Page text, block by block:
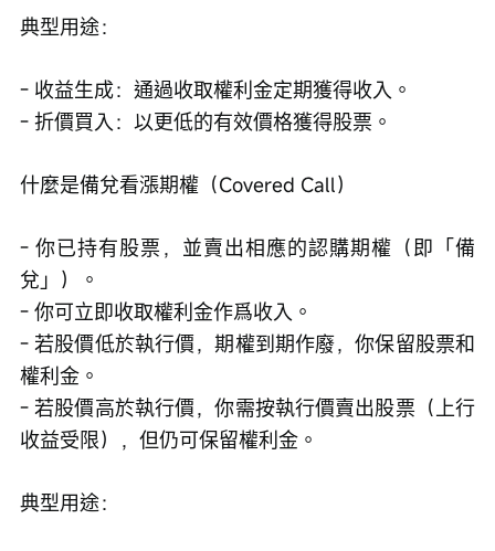
典型用途：
- 收益生成：通過收取權利金定期獲得收入。
- 折價買入：以更低的有效價格獲得股票。
什麼是備兌看漲期權（Covered Call）
- 你已持有股票，並賣出相應的認購期權（即「備
兌」）。
- 你可立即收取權利金作爲收入。
- 若股價低於執行價，期權到期作廢，你保留股票和
權利金。
- 若股價高於執行價，你需按執行價賣出股票（上行
收益受限），但仍可保留權利金。
典型用途：